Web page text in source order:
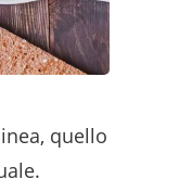
quello